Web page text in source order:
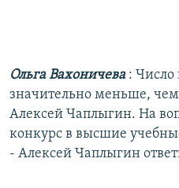
Ольга Вахоничева : Число
значительно меньше,
Алексей Чаплыгин. На
конкурс в высшие
- Алексей Чаплыгин